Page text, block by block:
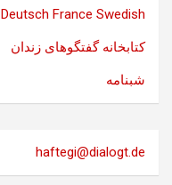
Deutsch France Swedish
کتابخانه گفتگوهای زندان
شبنامه
haftegi@dialogt.de